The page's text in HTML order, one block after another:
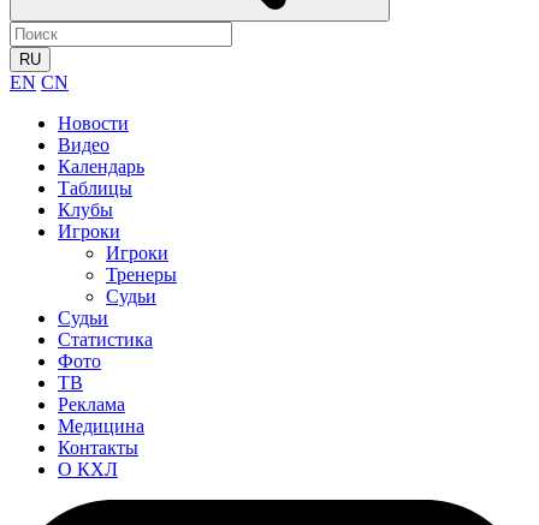
RU
EN CN
Новости
Видео
Календарь
Таблицы
Клубы
Игроки
Игроки
Тренеры
Судьи
Судьи
Статистика
Фото
ТВ
Реклама
Медицина
Контакты
О КХЛ